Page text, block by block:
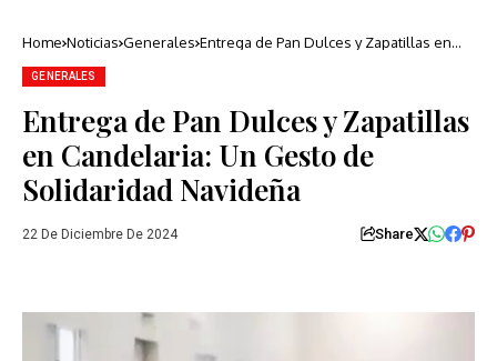
Home Noticias Generales Entrega de Pan Dulces y Zapatillas en
GENERALES
Entrega de Pan Dulces y Zapatillas
en Candelaria: Un Gesto de
Solidaridad Navideña
22 De Diciembre De 2024 Share